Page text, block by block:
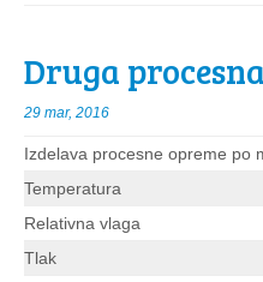
Druga
29 mar, 2016
Izdelava procesne opreme po
Temperatura
Relativna vlaga
Tlak